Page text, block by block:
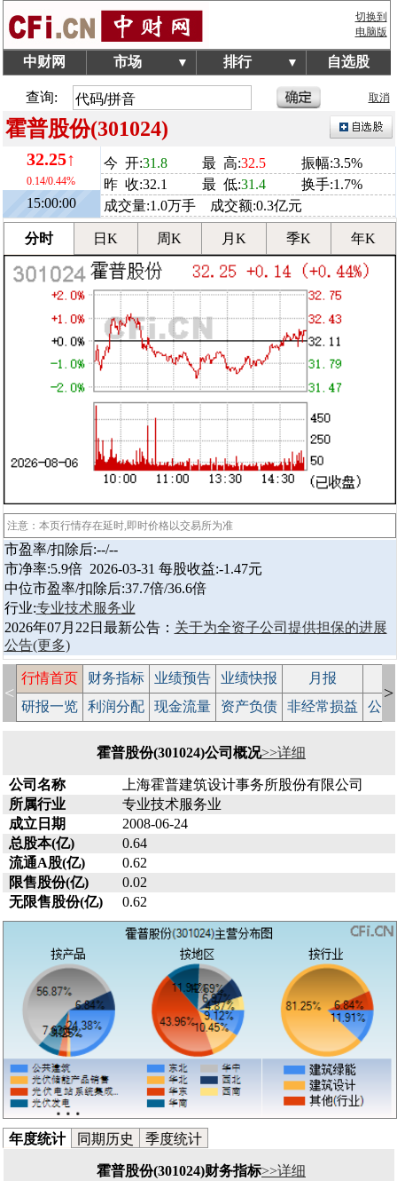
切换到
电脑版
中财网 市场 ▼ 排行 ▼ 自选股
查询: 取消
霍普股份(301024)
32.25↑
0.14/0.44%
15:00:00
今 开:31.8 最 高:32.5
振幅:3.5%
昨 收:32.1
最 低:31.4
换手:1.7%
成交量:1.0万手 成交额:0.3亿元
分时 日K 周K 月K 季K 年K
注意：本页行情存在延时,即时价格以交易所为准
市盈率/扣除后:--/--
市净率:5.9倍 2026-03-31 每股收益:-1.47元
中位市盈率/扣除后:37.7倍/36.6倍
行业:专业技术服务业
2026年07月22日最新公告： 关于为全资子公司提供担保的进展
公告(更多)
<
行情首页 财务指标 业绩预告 业绩快报 月报
研报一览
利润分配 现金流量 资产负债 非经常损益 公
>
霍普股份(301024)公司概况>>详细
公司名称
上海霍普建筑设计事务所股份有限公司
所属行业
专业技术服务业
成立日期
2008-06-24
总股本(亿)
0.64
流通A股(亿)
0.62
限售股份(亿)
0.02
无限售股份(亿)
0.62
年度统计 同期历史 季度统计
霍普股份(301024)财务指标>>详细